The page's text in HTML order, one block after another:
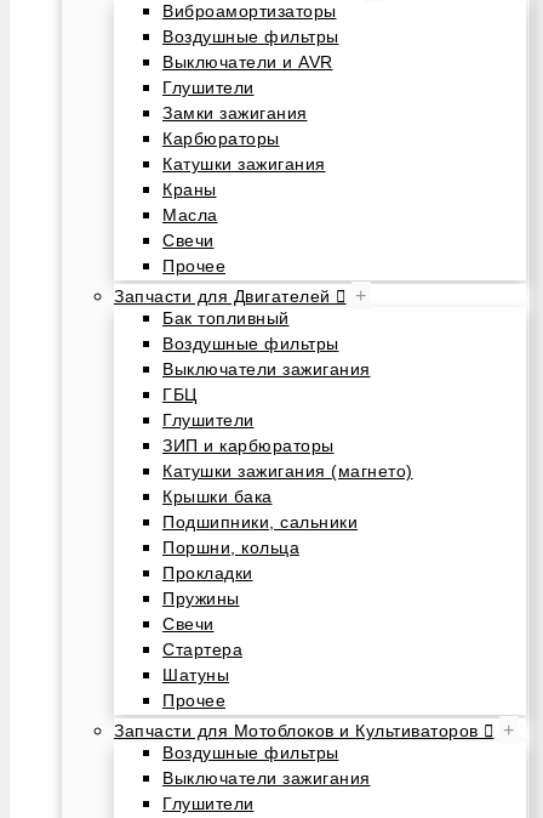
Виброамортизаторы
Воздушные фильтры
Выключатели и AVR
Глушители
Замки зажигания
Карбюраторы
Катушки зажигания
Краны
Масла
Свечи
Прочее
Запчасти для Двигателей
+
Бак топливный
Воздушные фильтры
Выключатели зажигания
ГБЦ
Глушители
ЗИП и карбюраторы
Катушки зажигания (магнето)
Крышки бака
Подшипники, сальники
Поршни, кольца
Прокладки
Пружины
Свечи
Стартера
Шатуны
Прочее
Запчасти для Мотоблоков и Культиваторов
+
Воздушные фильтры
Выключатели зажигания
Глушители